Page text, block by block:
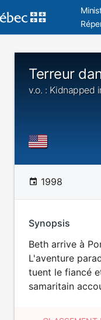
Terreur
v.o. : Kidnapped
1998
Synopsis
Beth arrive à
L'aventure
tuent le fiancé
samaritain